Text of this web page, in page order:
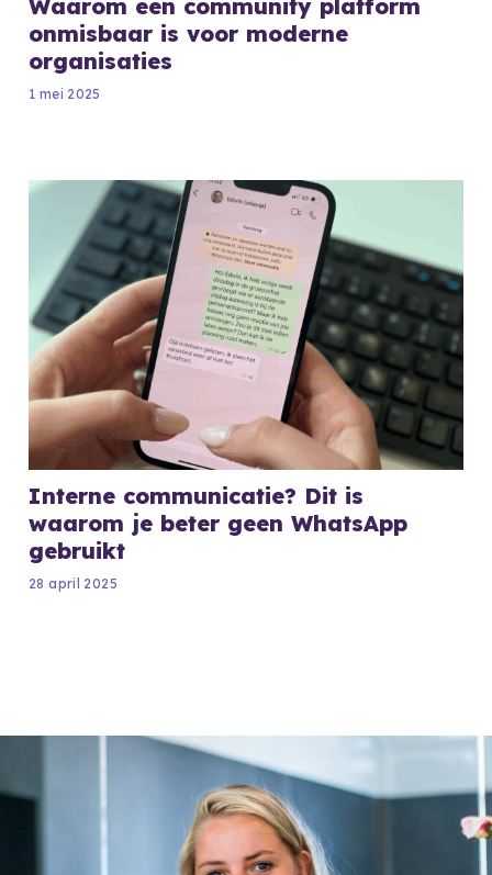
Waarom een community platform
onmisbaar is voor moderne
organisaties
1 mei 2025
Interne communicatie? Dit is
waarom je beter geen WhatsApp
gebruikt
28 april 2025